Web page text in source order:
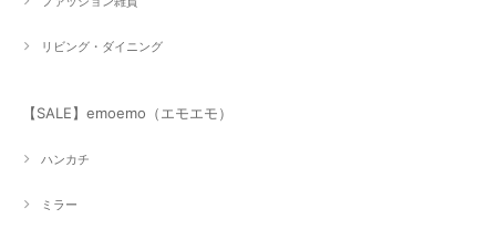
リビング・ダイニング
【SALE】emoemo（エモエモ）
ハンカチ
ミラー